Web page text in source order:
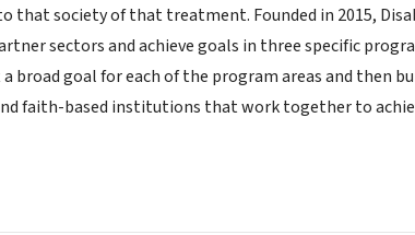
that society of that treatment. Founded in 2015,
sectors and achieve goals in three specific
broad goal for each of the program areas and then
faith-based institutions that work together to